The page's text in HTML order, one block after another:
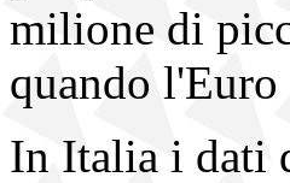
milione di
quando
In Italia i dati